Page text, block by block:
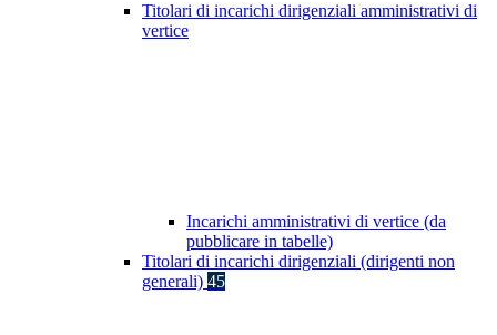
Titolari di incarichi dirigenziali amministrativi di
vertice
Incarichi amministrativi di vertice (da
pubblicare in tabelle)
Titolari di incarichi dirigenziali (dirigenti non
generali) 45